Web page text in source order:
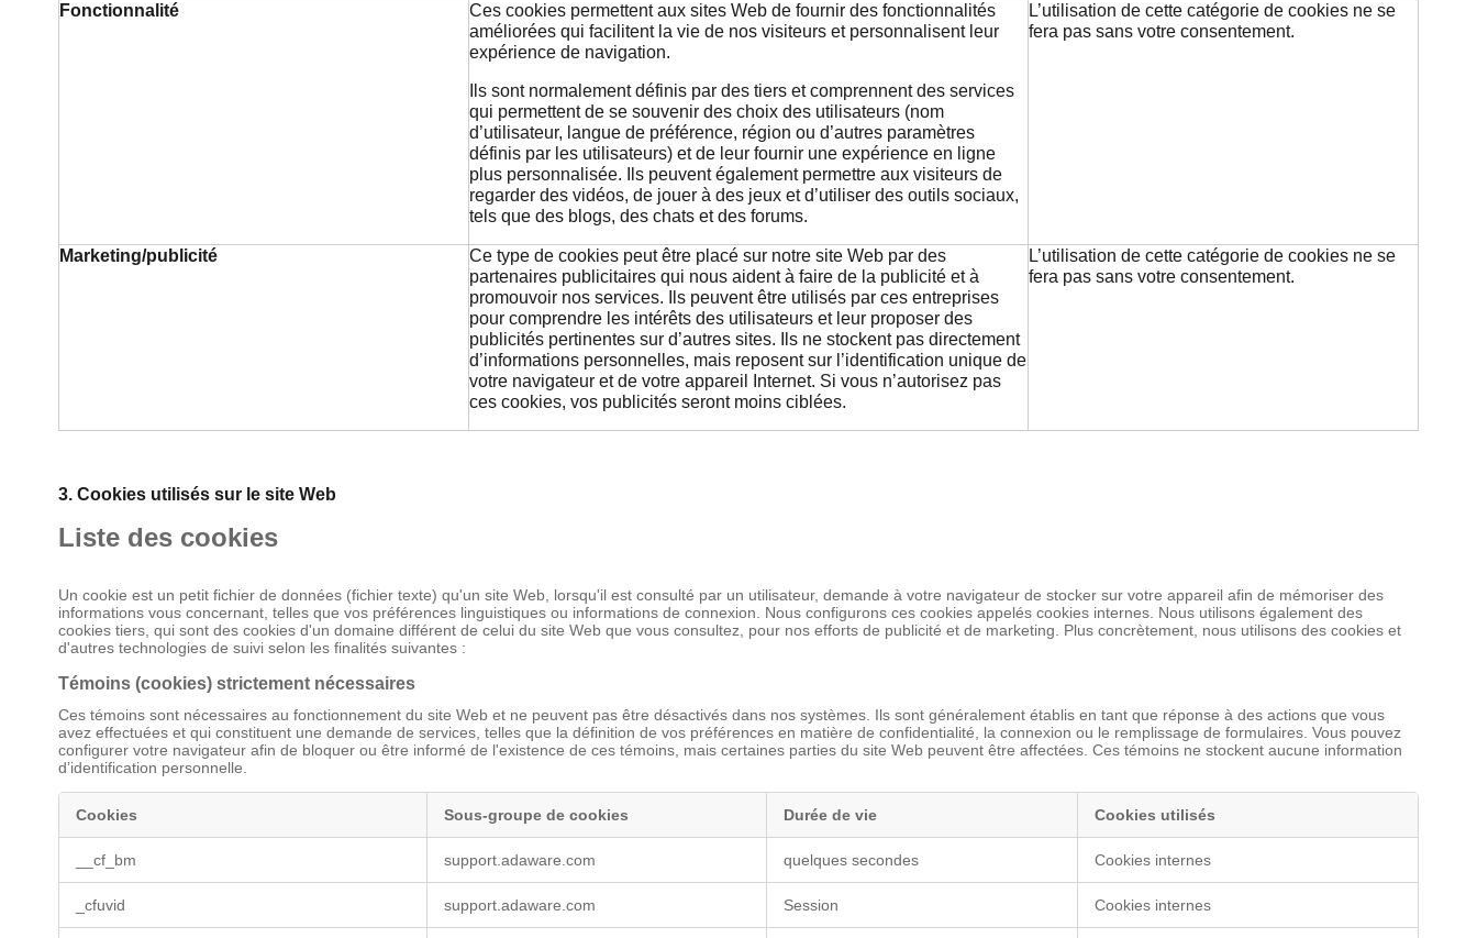
Fonctionnalité
Ces cookies permettent aux sites Web de fournir des fonctionnalités
améliorées qui facilitent la vie de nos visiteurs et personnalisent leur
expérience de navigation.
Ils sont normalement définis par des tiers et comprennent des services
qui permettent de se souvenir des choix des utilisateurs (nom
d’utilisateur, langue de préférence, région ou d’autres paramètres
définis par les utilisateurs) et de leur fournir une expérience en ligne
plus personnalisée. Ils peuvent également permettre aux visiteurs de
regarder des vidéos, de jouer à des jeux et d’utiliser des outils sociaux,
tels que des blogs, des chats et des forums.
L’utilisation de cette catégorie de cookies ne se
fera pas sans votre consentement.
Marketing/publicité
Ce type de cookies peut être placé sur notre site Web par des
partenaires publicitaires qui nous aident à faire de la publicité et à
promouvoir nos services. Ils peuvent être utilisés par ces entreprises
pour comprendre les intérêts des utilisateurs et leur proposer des
publicités pertinentes sur d’autres sites. Ils ne stockent pas directement
d’informations personnelles, mais reposent sur l’identification unique de
votre navigateur et de votre appareil Internet. Si vous n’autorisez pas
ces cookies, vos publicités seront moins ciblées.
L’utilisation de cette catégorie de cookies ne se
fera pas sans votre consentement.
3. Cookies utilisés sur le site Web
Liste des cookies
Un cookie est un petit fichier de données (fichier texte) qu'un site Web, lorsqu'il est consulté par un utilisateur, demande à votre navigateur de stocker sur votre appareil afin de mémoriser des
informations vous concernant, telles que vos préférences linguistiques ou informations de connexion. Nous configurons ces cookies appelés cookies internes. Nous utilisons également des
cookies tiers, qui sont des cookies d'un domaine différent de celui du site Web que vous consultez, pour nos efforts de publicité et de marketing. Plus concrètement, nous utilisons des cookies et
d'autres technologies de suivi selon les finalités suivantes :
Témoins (cookies) strictement nécessaires
Ces témoins sont nécessaires au fonctionnement du site Web et ne peuvent pas être désactivés dans nos systèmes. Ils sont généralement établis en tant que réponse à des actions que vous
avez effectuées et qui constituent une demande de services, telles que la définition de vos préférences en matière de confidentialité, la connexion ou le remplissage de formulaires. Vous pouvez
configurer votre navigateur afin de bloquer ou être informé de l'existence de ces témoins, mais certaines parties du site Web peuvent être affectées. Ces témoins ne stockent aucune information
d’identification personnelle.
(cookies)
strictement
nécessaires
Cookies Sous-groupe de cookies Durée de vie Cookies utilisés
__cf_bm support.adaware.com quelques secondes Cookies internes
_cfuvid support.adaware.com Session Cookies internes